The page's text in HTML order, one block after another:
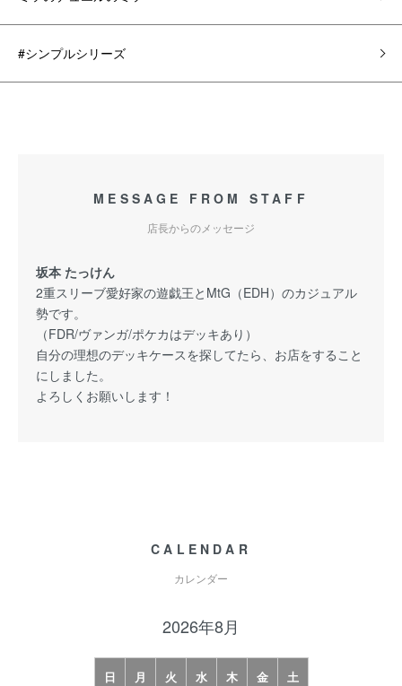
#シンプルシリーズ
MESSAGE FROM STAFF
店長からのメッセージ
坂本 たっけん
2重スリーブ愛好家の遊戯王とMtG（EDH）のカジュアル
勢です。
（FDR/ヴァンガ/ポケカはデッキあり）
自分の理想のデッキケースを探してたら、お店をすること
にしました。
よろしくお願いします！
CALENDAR
カレンダー
2026年8月
日 月 火 水 木 金
土